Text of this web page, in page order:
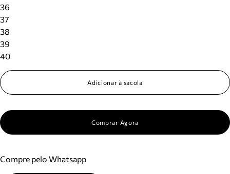
36
37
38
39
40
Adicionar à sacola
Comprar Agora
Compre pelo Whatsapp